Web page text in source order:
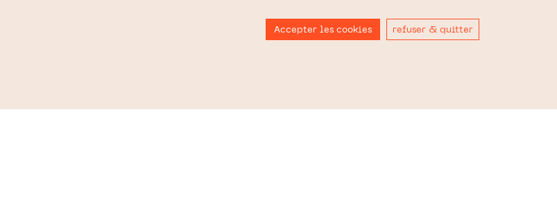
Accepter les cookies refuser & quitter